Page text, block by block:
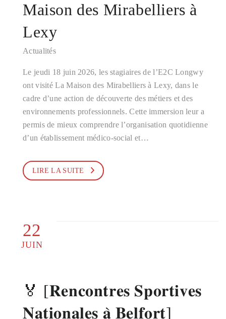
Maison des Mirabelliers à
Lexy
Actualités
Le jeudi 18 juin 2026, les stagiaires de l’E2C Longwy
ont visité La Maison des Mirabelliers à Lexy, dans le
cadre d’une action de découverte des métiers et des
environnements professionnels. Cette immersion leur a
permis de mieux comprendre l’organisation quotidienne
d’un établissement médico-social et…
LIRE LA SUITE
22
JUIN
🏅 [𝐑𝐞𝐧𝐜𝐨𝐧𝐭𝐫𝐞𝐬 𝐒𝐩𝐨𝐫𝐭𝐢𝐯𝐞𝐬
𝐍𝐚𝐭𝐢𝐨𝐧𝐚𝐥𝐞𝐬 𝐚̀ 𝐁𝐞𝐥𝐟𝐨𝐫𝐭]